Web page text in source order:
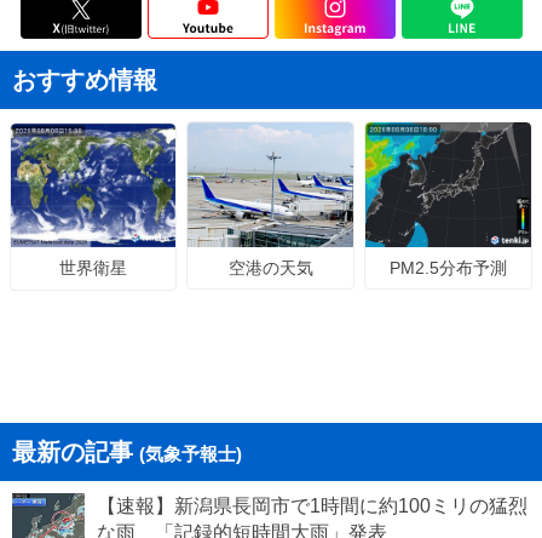
おすすめ情報
世界衛星 空港の天気 PM2.5分布予測
最新の記事 (気象予報士)
【速報】新潟県長岡市で1時間に約100ミリの猛烈
な雨 「記録的短時間大雨」発表